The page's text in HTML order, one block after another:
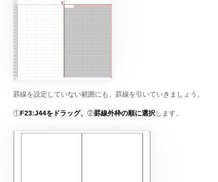
罫線を設定していない範囲にも、罫線を引いていきましょう。
①F23:J44をドラッグ、 ②罫線外枠の順に選択 します。